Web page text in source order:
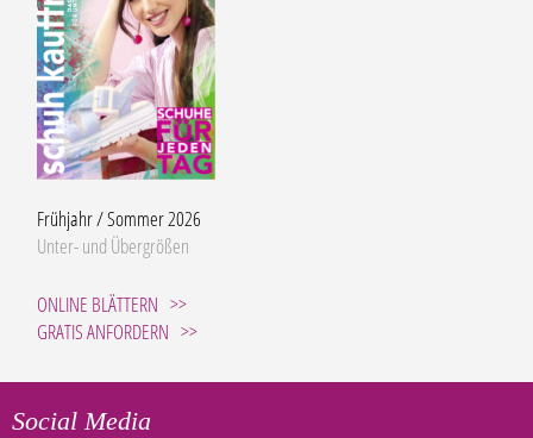
Frühjahr / Sommer 2026
Unter- und Übergrößen
ONLINE BLÄTTERN
GRATIS ANFORDERN
Social Media